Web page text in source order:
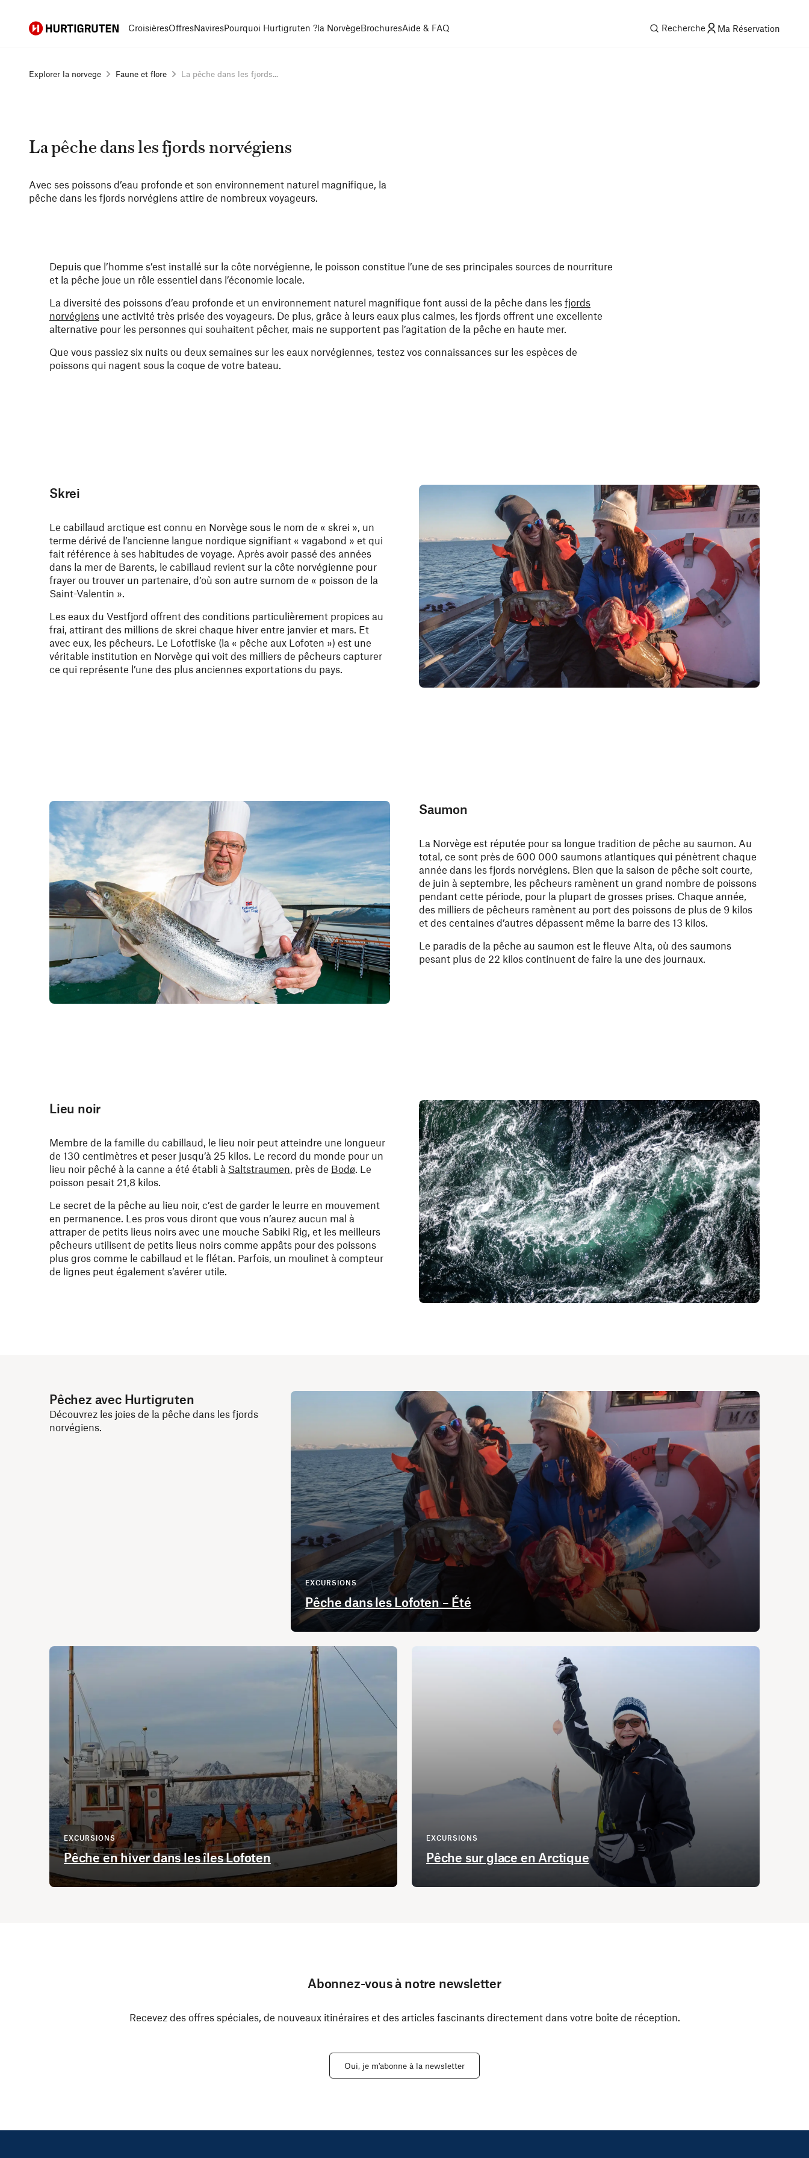
Hurtigruten CroisièresOffresNaviresPourquoi Hurtigruten ?la NorvègeBrochuresAide & FAQ Recherche Ma Réservation
Explorer la norvege Faune et flore La pêche dans les fjords...
La pêche dans les fjords norvégiens
Avec ses poissons d’eau profonde et son environnement naturel magnifique, la
pêche dans les fjords norvégiens attire de nombreux voyageurs.
Depuis que l’homme s’est installé sur la côte norvégienne, le poisson constitue l’une de ses principales sources de nourriture
et la pêche joue un rôle essentiel dans l’économie locale.
La diversité des poissons d’eau profonde et un environnement naturel magnifique font aussi de la pêche dans les fjords
norvégiens une activité très prisée des voyageurs. De plus, grâce à leurs eaux plus calmes, les fjords offrent une excellente
alternative pour les personnes qui souhaitent pêcher, mais ne supportent pas l’agitation de la pêche en haute mer.
Que vous passiez six nuits ou deux semaines sur les eaux norvégiennes, testez vos connaissances sur les espèces de
poissons qui nagent sous la coque de votre bateau.
Skrei
Le cabillaud arctique est connu en Norvège sous le nom de « skrei », un
terme dérivé de l’ancienne langue nordique signifiant « vagabond » et qui
fait référence à ses habitudes de voyage. Après avoir passé des années
dans la mer de Barents, le cabillaud revient sur la côte norvégienne pour
frayer ou trouver un partenaire, d’où son autre surnom de « poisson de la
Saint-Valentin ».
Les eaux du Vestfjord offrent des conditions particulièrement propices au
frai, attirant des millions de skrei chaque hiver entre janvier et mars. Et
avec eux, les pêcheurs. Le Lofotfiske (la « pêche aux Lofoten ») est une
véritable institution en Norvège qui voit des milliers de pêcheurs capturer
ce qui représente l’une des plus anciennes exportations du pays.
Saumon
La Norvège est réputée pour sa longue tradition de pêche au saumon. Au
total, ce sont près de 600 000 saumons atlantiques qui pénètrent chaque
année dans les fjords norvégiens. Bien que la saison de pêche soit courte,
de juin à septembre, les pêcheurs ramènent un grand nombre de poissons
pendant cette période, pour la plupart de grosses prises. Chaque année,
des milliers de pêcheurs ramènent au port des poissons de plus de 9 kilos
et des centaines d’autres dépassent même la barre des 13 kilos.
Le paradis de la pêche au saumon est le fleuve Alta, où des saumons
pesant plus de 22 kilos continuent de faire la une des journaux.
Lieu noir
Membre de la famille du cabillaud, le lieu noir peut atteindre une longueur
de 130 centimètres et peser jusqu’à 25 kilos. Le record du monde pour un
lieu noir pêché à la canne a été établi à Saltstraumen, près de Bodø. Le
poisson pesait 21,8 kilos.
Le secret de la pêche au lieu noir, c’est de garder le leurre en mouvement
en permanence. Les pros vous diront que vous n’aurez aucun mal à
attraper de petits lieus noirs avec une mouche Sabiki Rig, et les meilleurs
pêcheurs utilisent de petits lieus noirs comme appâts pour des poissons
plus gros comme le cabillaud et le flétan. Parfois, un moulinet à compteur
de lignes peut également s’avérer utile.
Pêchez avec Hurtigruten
Découvrez les joies de la pêche dans les fjords
norvégiens.
EXCURSIONS
Pêche dans les Lofoten – Été
EXCURSIONS
Pêche en hiver dans les îles Lofoten
EXCURSIONS
Pêche sur glace en Arctique
Abonnez-vous à notre newsletter
Recevez des offres spéciales, de nouveaux itinéraires et des articles fascinants directement dans votre boîte de réception.
Oui, je m'abonne à la newsletter